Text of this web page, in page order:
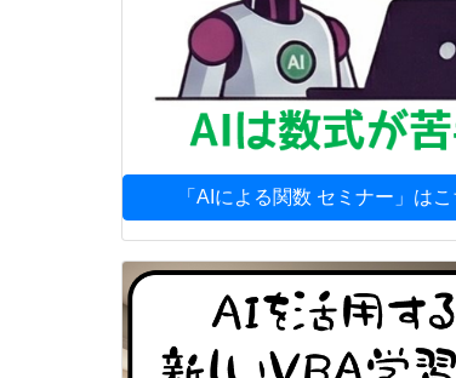
「AIによる関数 セミナー」はこ